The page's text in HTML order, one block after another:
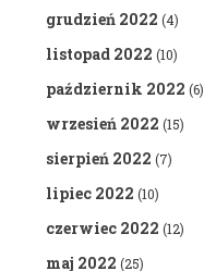
grudzień 2022 (4)
listopad 2022 (10)
październik 2022 (6)
wrzesień 2022 (15)
sierpień 2022 (7)
lipiec 2022 (10)
czerwiec 2022 (12)
maj 2022 (25)